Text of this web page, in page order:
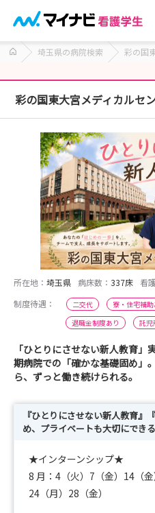
埼玉県の病院検索 彩の国
彩の国東大宮メディカルセ
所在地： 埼玉県 病床数： 337床 看
制度待遇：
二交代 寮・住宅補助
退職金制度あり
託児
「ひとりにさせない新人教育
期病院での「確かな基礎固め」
ら、ずっと働き続けられる。
『ひとりにさせない新人教育』
め、プライベートも大切にでき
★インターンシップ★
8 月：4（火）7（金）14（金
24（月）28（金）